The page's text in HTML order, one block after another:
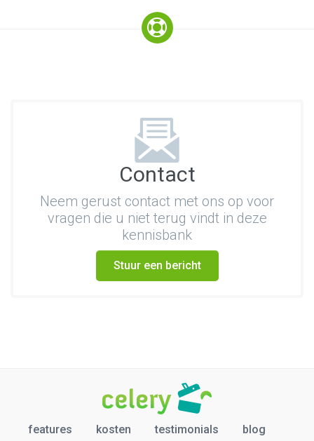
Contact
Neem gerust contact met ons op voor
vragen die u niet terug vindt in deze
kennisbank
Stuur een bericht
features kosten testimonials
blog